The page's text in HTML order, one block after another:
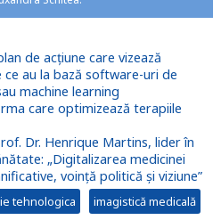
de acțiune care vizează
au la bază software-uri de
machine learning
care optimizează terapiile
Dr. Henrique Martins, lider în
„Digitalizarea medicinei
voință politică și viziune”
tehnologica imagistică medicală